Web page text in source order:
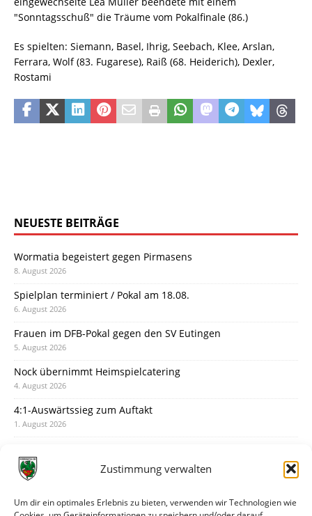
Zustimmung verwalten
Um dir ein optimales Erlebnis zu bieten, verwenden wir Technologien wie
"Sonntagsschuß" die Träume vom Pokalfinale (86.)
Es spielten: Siemann, Basel, Ihrig, Seebach, Klee, Arslan,
Ferrara, Wolf (83. Fugarese), Raiß (68. Heiderich), Dexler,
Rostami
NEUESTE BEITRÄGE
Wormatia begeistert gegen Pirmasens
8. August 2026
Spielplan terminiert / Pokal am 18.08.
6. August 2026
Frauen im DFB-Pokal gegen den SV Eutingen
5. August 2026
Nock übernimmt Heimspielcatering
4. August 2026
4:1-Auswärtssieg zum Auftakt
1. August 2026
31. Juli 2026
30. Juli 2026